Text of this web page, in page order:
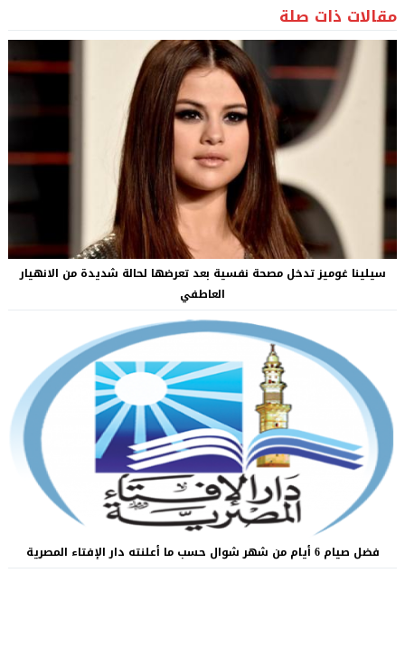
مقالات ذات صلة
سيلينا غوميز تدخل مصحة نفسية بعد تعرضها لحالة شديدة من الانهيار
العاطفي
فضل صيام 6 أيام من شهر شوال حسب ما أعلنته دار الإفتاء المصرية